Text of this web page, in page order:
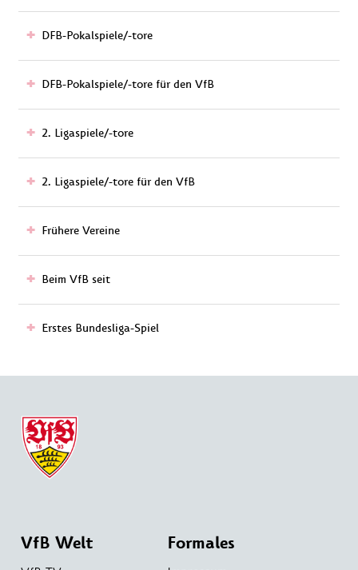
DFB-Pokalspiele/-tore
DFB-Pokalspiele/-tore für den VfB
2. Ligaspiele/-tore
2. Ligaspiele/-tore für den VfB
Frühere Vereine
Beim VfB seit
Erstes Bundesliga-Spiel
VfB Welt Formales